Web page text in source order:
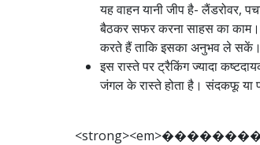
यह वाहन यानी जीप है- लैंडरोवर,
बैठकर सफर करना साहस का काम।
करते हैं ताकि इसका अनुभव ले सकें।
इस रास्ते पर ट्रैकिंग ज्यादा
जंगल के रास्ते होता है। संदकफू या
<strong><em>�������